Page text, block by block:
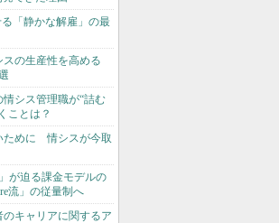
「静かな解雇」の最
の生産性を高める
シス管理職が“詰む
ことは？
ために 情シスが今取
が迫る課金モデルの
流」の従量制へ
キャリアに関するア